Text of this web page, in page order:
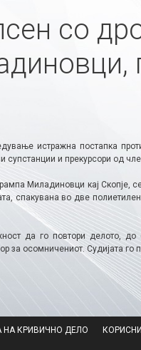
со
истражна постапка
и прекурсори од
Миладиновци кај Скопје,
спакувана во две
да го повтори делото, до
за осомничениот. Судијата
НА КРИВИЧНО ДЕЛО